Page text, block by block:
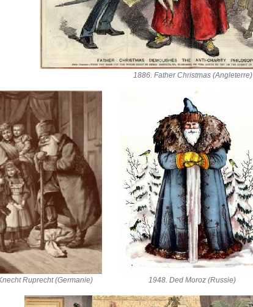
1886. Father Christmas (Angleterre)
Ruprecht (Germanie) 1948. Ded Moroz (Russie)